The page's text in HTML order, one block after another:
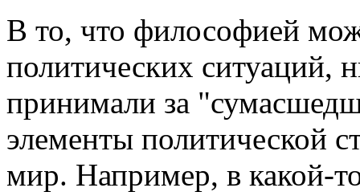
В то, что философией
политических ситуаций,
принимали за
элементы политической
мир. Например, в какой-